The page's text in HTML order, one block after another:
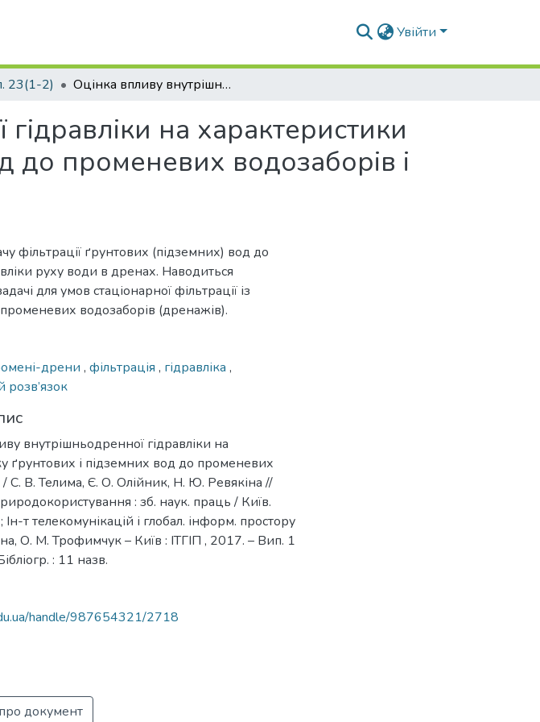
Увійти
23(1-2) Оцінка впливу внутрішньодренної гідравліки на характеристики притоку ґрунтових і підземних вод до променевих водозаборів і дренажів
на характеристики
до променевих водозаборів і
фільтрації ґрунтових (підземних) вод до
руху води в дренах. Наводиться
для умов стаціонарної фільтрації із
водозаборів (дренажів).
дрени , фільтрація , гідравліка ,
розв’язок
внутрішньодренної гідравліки на
ґрунтових і підземних вод до променевих
/ С. В. Телима, Є. О. Олійник, Н. Ю. Ревякіна //
: зб. наук. праць / Київ.
Ін-т телекомунікацій і глобал. інформ. простору
О. М. Трофимчук – Київ : ІТГІП , 2017. – Вип. 1
: 11 назв.
handle/987654321/2718
документ